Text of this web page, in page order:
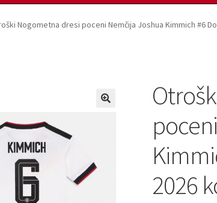
Zaključek nakupa
Nogometna dresi poceni Nemčija Joshua Kimmich #6
2026